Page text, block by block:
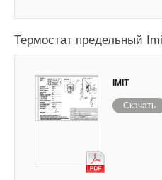
Термостат предельный
IMIT
Скачать